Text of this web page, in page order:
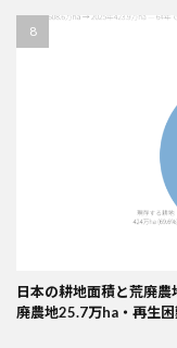
日本の耕地面積と荒廃
廃農地25.7万ha・再生